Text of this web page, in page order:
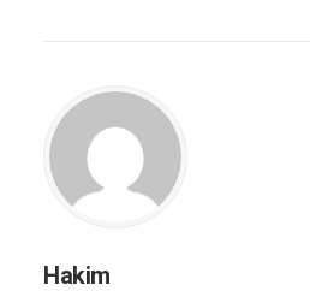
Hakim